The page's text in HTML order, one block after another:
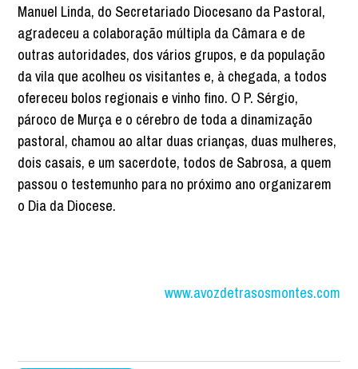
Manuel Linda, do Secretariado Diocesano da Pastoral,
agradeceu a colaboração múltipla da Câmara e de
outras autoridades, dos vários grupos, e da população
da vila que acolheu os visitantes e, à chegada, a todos
ofereceu bolos regionais e vinho fino. O P. Sérgio,
pároco de Murça e o cérebro de toda a dinamização
pastoral, chamou ao altar duas crianças, duas mulheres,
dois casais, e um sacerdote, todos de Sabrosa, a quem
passou o testemunho para no próximo ano organizarem
o Dia da Diocese.
www.avozdetrasosmontes.com